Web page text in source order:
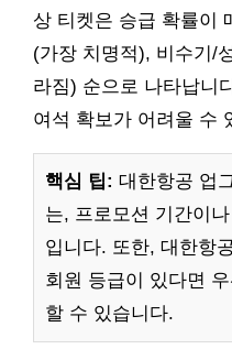
상 티켓은 승급 확률이
(가장 치명적), 비수기/
라짐) 순으로 나타납니
여석 확보가 어려울 수
핵심 팁: 대한항공 업
는, 프로모션 기간이
입니다. 또한, 대한항
회원 등급이 있다면
할 수 있습니다.